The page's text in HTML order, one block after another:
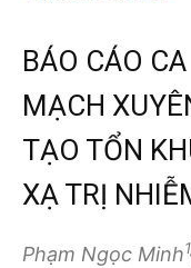
BÁO CÁO
MẠCH
TẠO TỔN
XẠ TRỊ
Phạm Ngọc Minh1,